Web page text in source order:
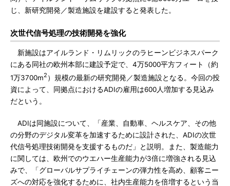
じ、新研究開発／製造施設を建設すると発表した。
次世代信号処理の技術開発を強化
新施設はアイルランド・リムリックのラヒーンビジネスパーク
にある同社の欧州本部に建設予定で、4万5000平方フィート（約
1万3700m2 ）規模の最新の研究開発／製造施設となる。今回の投
資によって、同拠点におけるADIの雇用は600人増加する見込み
だという。
ADIは同施設について、「産業、自動車、ヘルスケア、その他
の分野のデジタル変革を加速するために設計された、ADIの次世
代信号処理技術開発を支援するものだ」と説明。また、製造能力
に関しては、欧州でのウエハー生産能力が3倍に増強される見込
みで、「グローバルサプライチェーンの弾力性を高め、顧客ニー
ズへの対応を強化するために、社内生産能力を倍増するという当